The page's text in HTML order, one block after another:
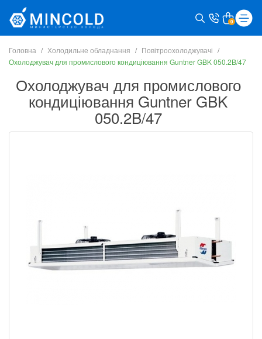
0
Головна Холодильне обладнання
Повітроохолоджувачі
Охолоджувач для промислового кондиціювання Guntner GBK 050.2B/47
Охолоджувач для промислового
кондиціювання Guntner GBK
050.2B/47